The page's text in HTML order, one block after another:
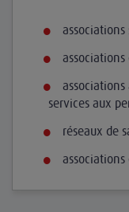
services aux
réseaux de